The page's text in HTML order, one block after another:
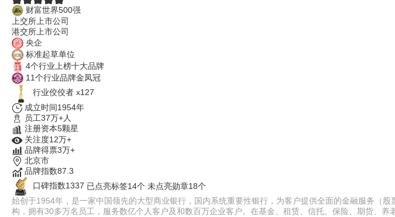
财富世界500强
上交所上市公司
港交所上市公司
央企
标准起草单位
4个行业上榜十大品牌
11个行业品牌金凤冠
行业佼佼者 x127
成立时间1954年
员工37万+人
注册资本5颗星
关注度12万+
品牌得票3万+
北京市
品牌指数87.3
口碑指数1337 已点亮标签14个 未点亮勋章18个
始创于1954年，是一家中国领先的大型商业银行，国内系统重要性银行，为客户提供全面的金融服务（
构，拥有30多万名员工，服务数亿个人客户及和数百万企业客户。在基金、租赁、信托、保险、期货、